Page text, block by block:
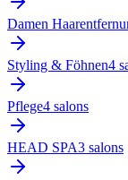
Damen
Styling & Föhnen4
Pflege4 salons
HEAD SPA3 salons